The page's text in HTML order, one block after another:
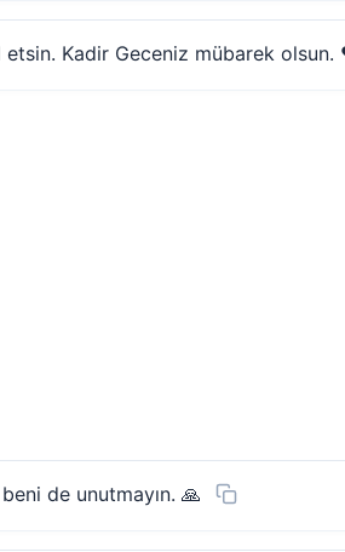
Kadir Geceniz mübarek
de unutmayın. 🙏